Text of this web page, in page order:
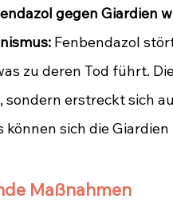
gegen Giardien
Fenbendazol
zu deren Tod führt.
sondern erstreckt sich
können sich die
Maßnahmen